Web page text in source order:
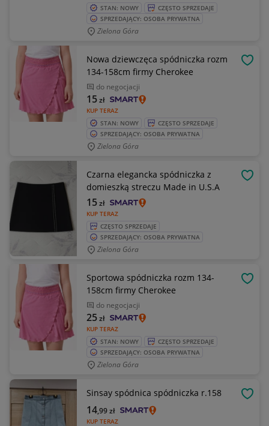
STAN: NOWY
CZĘSTO SPRZEDAJE
SPRZEDAJĄCY: OSOBA PRYWATNA
Zielona Góra
Nowa dziewczęca spódniczka rozm
134-158cm firmy Cherokee
do negocjacji
KUP TERAZ
15zł
STAN: NOWY
CZĘSTO SPRZEDAJE
SPRZEDAJĄCY: OSOBA PRYWATNA
Zielona Góra
Czarna elegancka spódniczka z
domieszką streczu Made in U.S.A
KUP TERAZ
15zł
CZĘSTO SPRZEDAJE
SPRZEDAJĄCY: OSOBA PRYWATNA
Zielona Góra
Sportowa spódniczka rozm 134-
158cm firmy Cherokee
do negocjacji
KUP TERAZ
25zł
STAN: NOWY
CZĘSTO SPRZEDAJE
SPRZEDAJĄCY: OSOBA PRYWATNA
Zielona Góra
Sinsay spódnica spódniczka r.158
KUP TERAZ
14,99zł